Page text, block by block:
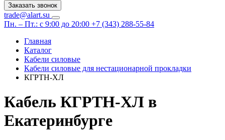
Заказать звонок
trade@alart.su
Пн. – Пт.: с 9:00 до 20:00 +7 (343) 288-55-84
Главная
Каталог
Кабели силовые
Кабели силовые для нестационарной прокладки
КГРТН-ХЛ
Кабель КГРТН-ХЛ в
Екатеринбурге